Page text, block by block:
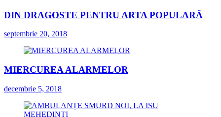
DIN DRAGOSTE PENTRU ARTA POPULARĂ
septembrie 20, 2018
MIERCUREA ALARMELOR
decembrie 5, 2018